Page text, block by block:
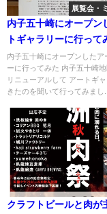
展覧会・
内子五十崎にオープン
トギャラリーに行って
内子五十崎にオープンしたア
ーに行ってみた 内子五十崎
リニューアルして アートギ
きたのを聞いて行ってみまし...
クラフトビールと肉が